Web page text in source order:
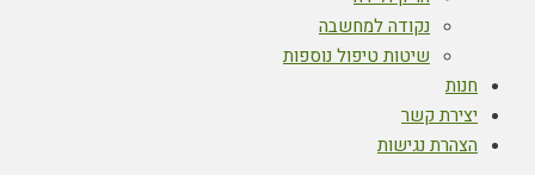
נקודה למחשבה
שיטות טיפול נוספות
חנות
יצירת קשר
הצהרת נגישות